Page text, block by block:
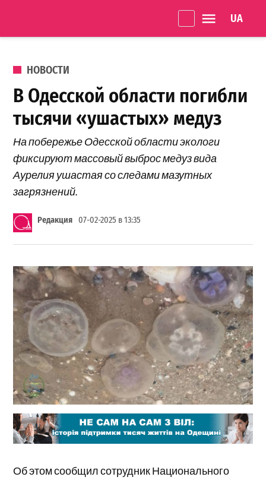
життя
ОПУБЛИКОВАНО В
НОВОСТИ
В Одесской области погибли
тысячи «ушастых» медуз
На побережье Одесской области экологи
фиксируют массовый выброс медуз вида
Аурелия ушастая со следами мазутных
загрязнений.
Редакция 07-02-2025 в 13:35
Об этом сообщил сотрудник Национального